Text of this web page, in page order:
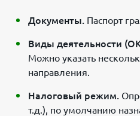
Документы. Паспорт
Виды деятельности
Можно указать
направления.
Налоговый режим.
т.д.), по умолчанию